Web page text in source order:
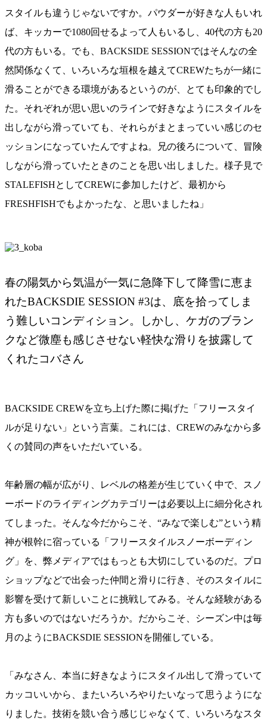
スタイルも違うじゃないですか。パウダーが好きな人もいれ
ば、キッカーで1080回せるよって人もいるし、40代の方も20
代の方もいる。でも、BACKSIDE SESSIONではそんなの全
然関係なくて、いろいろな垣根を越えてCREWたちが一緒に
滑ることができる環境があるというのが、とても印象的でし
た。それぞれが思い思いのラインで好きなようにスタイルを
出しながら滑っていても、それらがまとまっていい感じのセ
ッションになっていたんですよね。兄の後ろについて、冒険
しながら滑っていたときのことを思い出しました。様子見で
STALEFISHとしてCREWに参加したけど、最初から
FRESHFISHでもよかったな、と思いましたね」
春の陽気から気温が一気に急降下して降雪に恵ま
れたBACKSDIE SESSION #3は、底を拾ってしま
う難しいコンディション。しかし、ケガのブラン
クなど微塵も感じさせない軽快な滑りを披露して
くれたコバさん
BACKSIDE CREWを立ち上げた際に掲げた「フリースタイ
ルが足りない」という言葉。これには、CREWのみなから多
くの賛同の声をいただいている。
年齢層の幅が広がり、レベルの格差が生じていく中で、スノ
ーボードのライディングカテゴリーは必要以上に細分化され
てしまった。そんな今だからこそ、“みなで楽しむ”という精
神が根幹に宿っている「フリースタイルスノーボーディン
グ」を、弊メディアではもっとも大切にしているのだ。プロ
ショップなどで出会った仲間と滑りに行き、そのスタイルに
影響を受けて新しいことに挑戦してみる。そんな経験がある
方も多いのではないだろうか。だからこそ、シーズン中は毎
月のようにBACKSDIE SESSIONを開催している。
「みなさん、本当に好きなようにスタイル出して滑っていて
カッコいいから、またいろいろやりたいなって思うようにな
りました。技術を競い合う感じじゃなくて、いろいろなスタ